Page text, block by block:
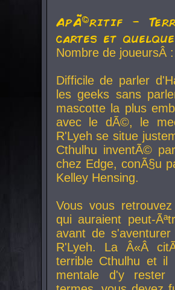
ApÃ©ritif -
cartes et
Nombre de
Difficile de parler
les geeks sans
mascotte la plus
avec le dÃ©, le
R'Lyeh se situe
Cthulhu inventÃ©
chez Edge, conÃ§u
Kelley Hensing.
Vous vous
qui auraient peut-
avant de
R'Lyeh. La Â«Â
terrible Cthulhu et
mentale d'y rester